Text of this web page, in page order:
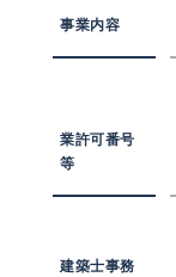
事業内容
業許可番号
等
建築士事務